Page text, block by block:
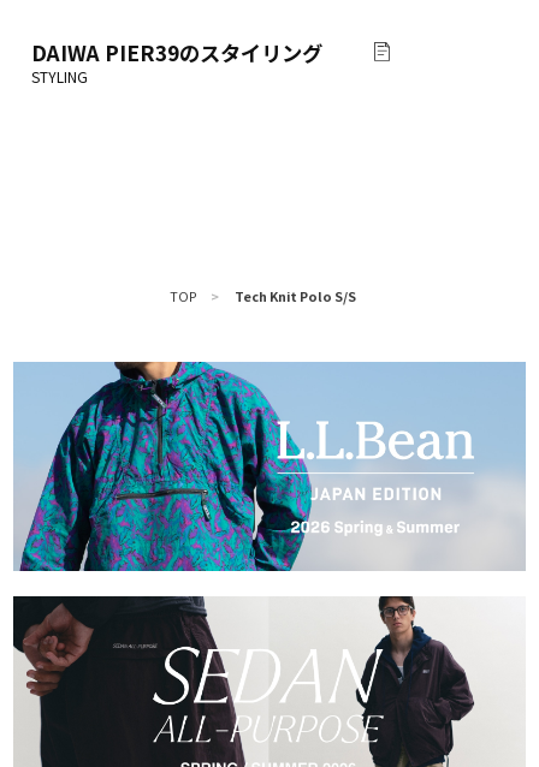
DAIWA PIER39のスタイリング
TOP > Tech Knit Polo S/S